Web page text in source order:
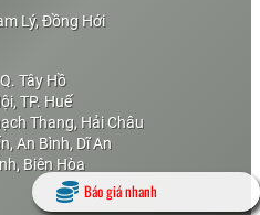
Lý, Đồng Hới
Tây Hồ
TP. Huế
Thang, Hải Châu
An Bình, Dĩ An
Biên Hòa
Báo giá nhanh